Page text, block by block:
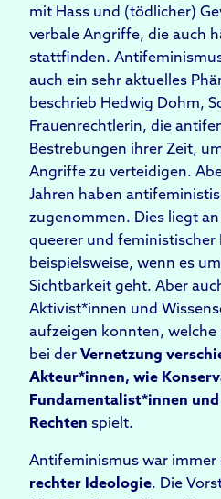
mit Hass und (tödlicher)
verbale Angriffe, die auch
stattfinden.
auch ein sehr aktuelles
beschrieb Hedwig Dohm,
Frauenrechtlerin, die
Bestrebungen ihrer Zeit,
Angriffe zu verteidigen.
Jahren haben
zugenommen. Dies liegt
queerer und feministischer
beispielsweise, wenn es
Sichtbarkeit geht. Aber
Aktivist*innen und
aufzeigen konnten,
bei der Vernetzung
Akteur*innen, wie
Fundamentalist*innen
Rechten spielt.
Antifeminismus war immer
rechter Ideologie. Die